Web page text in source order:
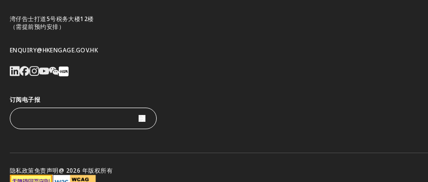
湾仔告士打道5号税务大楼12楼
（需提前预约安排）
ENQUIRY@HKENGAGE.GOV.HK
订阅电子报
隐私政策免责声明@ 2026 年版权所有